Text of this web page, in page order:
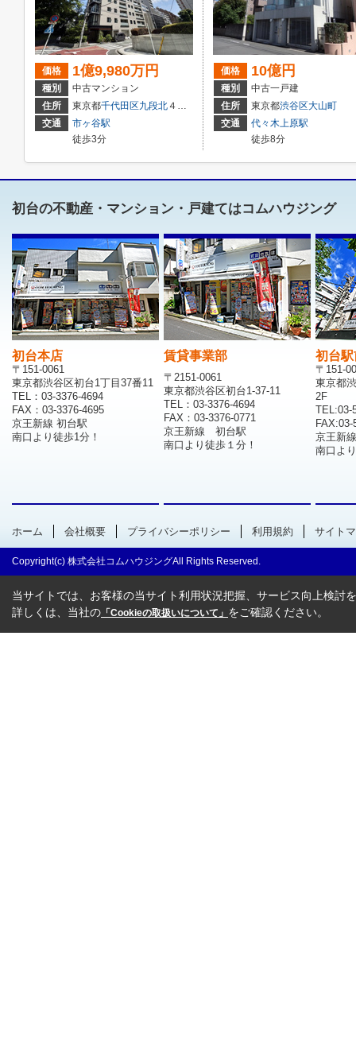
価格 1億9,980万円
種別
中古マンション
住所
東京都千代田区九段北４丁目3-1１
交通
市ヶ谷駅
徒歩3分
価格 10億円
種別
中古一戸建
住所
東京都渋谷区大山町
交通
代々木上原駅
徒歩8分
初台の不動産・マンション・戸建てはコムハウジング
初台本店
〒151-0061
東京都渋谷区初台1丁目37番11
TEL：03-3376-4694
FAX：03-3376-4695
京王新線 初台駅
南口より徒歩1分！
賃貸事業部
〒2151-0061
東京都渋谷区初台1-37-11
TEL：03-3376-4694
FAX：03-3376-0771
京王新線 初台駅
南口より徒歩１分！
初台
〒151-
東京都
2F
TEL:03-
FAX:03-
京王新
南口よ
ホーム 会社概要 プライバシーポリシー 利用規約 サイト
Copyright(c) 株式会社コムハウジングAll Rights Reserved.
当サイトでは、お客様の当サイト利用状況把握、サービス向上検討
詳しくは、当社の 「Cookieの取扱いについて」 をご確認ください。